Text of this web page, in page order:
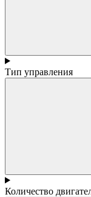
Тип управления
Количество